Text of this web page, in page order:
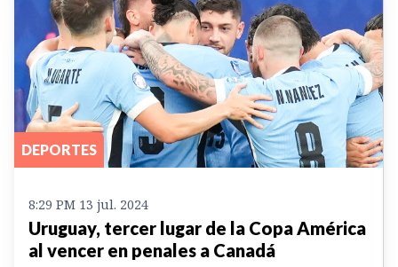
DEPORTES
8:29 PM 13 jul. 2024
Uruguay, tercer lugar de la Copa América
al vencer en penales a Canadá